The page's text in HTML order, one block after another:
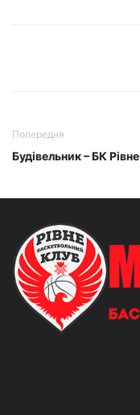
Попередня
Будівельник – БК Рівне